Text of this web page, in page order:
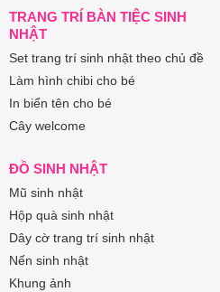
TRANG TRÍ BÀN TIỆC SINH
NHẬT
Set trang trí sinh nhật theo chủ đề
Làm hình chibi cho bé
In biển tên cho bé
Cây welcome
ĐỒ SINH NHẬT
Mũ sinh nhật
Hộp quà sinh nhật
Dây cờ trang trí sinh nhật
Nến sinh nhật
Khung ảnh